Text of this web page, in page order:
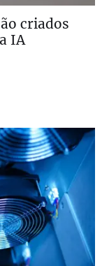
criados
IA